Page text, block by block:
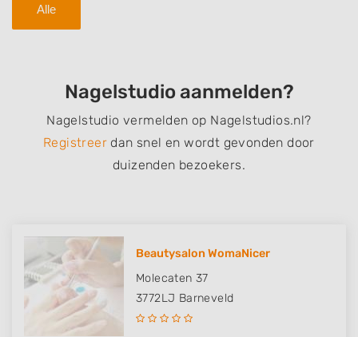
Alle
Nagelstudio aanmelden?
Nagelstudio vermelden op Nagelstudios.nl?
Registreer dan snel en wordt gevonden door
duizenden bezoekers.
Beautysalon WomaNicer
Molecaten 37
3772LJ Barneveld